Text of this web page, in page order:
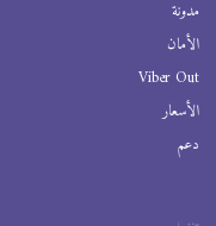
مدونة
الأمان
Viber Out
الأسعار
دعم